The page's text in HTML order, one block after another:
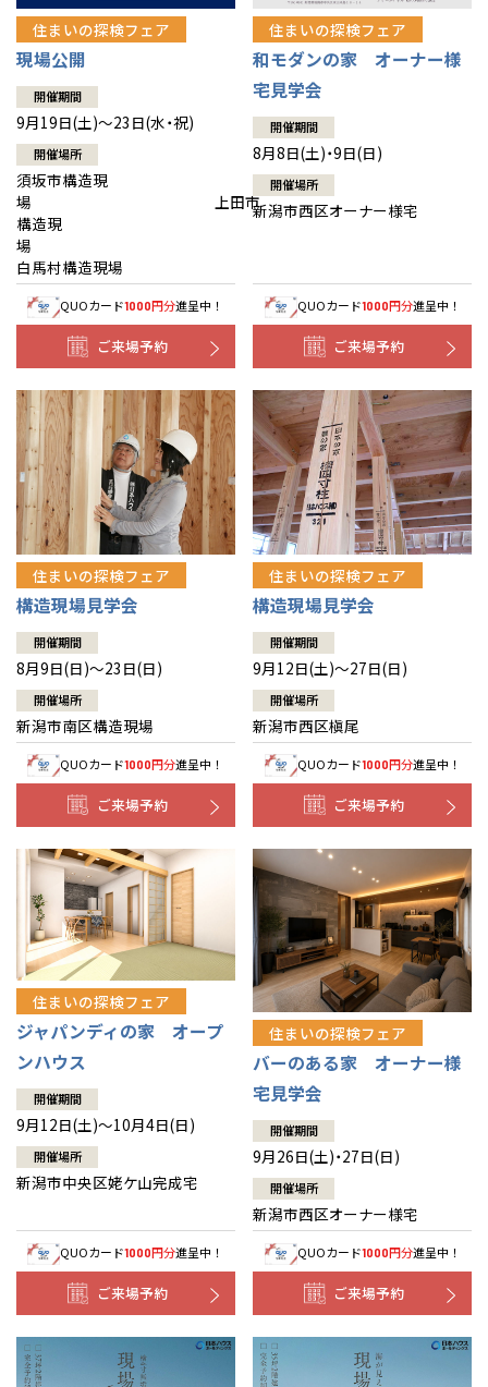
住まいの探検フェア
現場公開
開催期間
9月19日(土)～23日(水・祝)
開催場所
須坂市構造現
場 上田市
構造現
場
白馬村構造現場
QUOカード1000円分進呈中！
ご来場予約
住まいの探検フェア
和モダンの家 オーナー様
宅見学会
開催期間
8月8日(土)・9日(日)
開催場所
新潟市西区オーナー様宅
QUOカード1000円分進呈中！
ご来場予約
住まいの探検フェア
構造現場見学会
開催期間
8月9日(日)～23日(日)
開催場所
新潟市南区構造現場
QUOカード1000円分進呈中！
ご来場予約
住まいの探検フェア
構造現場見学会
開催期間
9月12日(土)～27日(日)
開催場所
新潟市西区槇尾
QUOカード1000円分進呈中！
ご来場予約
住まいの探検フェア
ジャパンディの家 オープ
ンハウス
開催期間
9月12日(土)～10月4日(日)
開催場所
新潟市中央区姥ケ山完成宅
QUOカード1000円分進呈中！
ご来場予約
住まいの探検フェア
バーのある家 オーナー様
宅見学会
開催期間
9月26日(土)・27日(日)
開催場所
新潟市西区オーナー様宅
QUOカード1000円分進呈中！
ご来場予約